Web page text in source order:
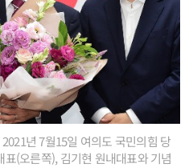
년 7월15일 여의도 국민의힘 당
(오른쪽), 김기현 원내대표와 기념